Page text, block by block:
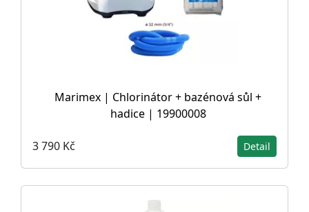
Marimex | Chlorinátor + bazénová sůl +
hadice | 19900008
3 790 Kč Detail